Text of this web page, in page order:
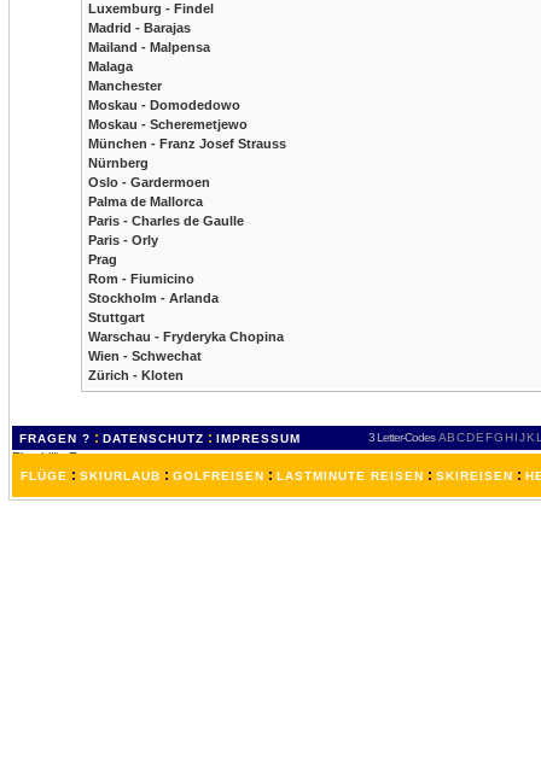
Luxemburg - Findel
Madrid - Barajas
Mailand - Malpensa
Malaga
Manchester
Moskau - Domodedowo
Moskau - Scheremetjewo
München - Franz Josef Strauss
Nürnberg
Oslo - Gardermoen
Palma de Mallorca
Paris - Charles de Gaulle
Paris - Orly
Prag
Rom - Fiumicino
Stockholm - Arlanda
Stuttgart
Warschau - Fryderyka Chopina
Wien - Schwechat
Zürich - Kloten
FRAGEN ? : DATENSCHUTZ : IMPRESSUM 3 Letter-Codes ABCDEFGH IJKL
FLÜGE : SKIURLAUB : GOLFREISEN : LASTMINUTE REISEN : SKIREISEN :